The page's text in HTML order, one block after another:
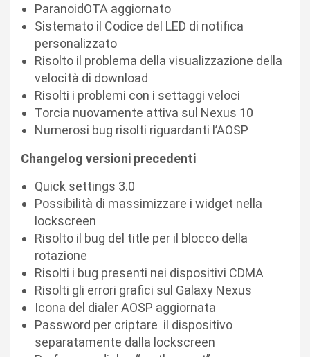
ParanoidOTA aggiornato
Sistemato il Codice del LED di notifica
personalizzato
Risolto il problema della visualizzazione della
velocità di download
Risolti i problemi con i settaggi veloci
Torcia nuovamente attiva sul Nexus 10
Numerosi bug risolti riguardanti l’AOSP
Changelog versioni precedenti
Quick settings 3.0
Possibilità di massimizzare i widget nella
lockscreen
Risolto il bug del title per il blocco della
rotazione
Risolti i bug presenti nei dispositivi CDMA
Risolti gli errori grafici sul Galaxy Nexus
Icona del dialer AOSP aggiornata
Password per criptare il dispositivo
separatamente dalla lockscreen